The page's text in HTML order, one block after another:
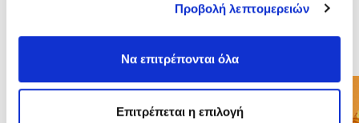
Προβολή λεπτομερειών
Να επιτρέπονται όλα
Επιτρέπεται η επιλογή
Σχετικά προϊόντα